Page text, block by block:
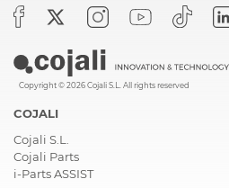
Copyright © 2026 Cojali S.L. All rights reserved
COJALI
Cojali S.L.
Cojali Parts
i-Parts ASSIST